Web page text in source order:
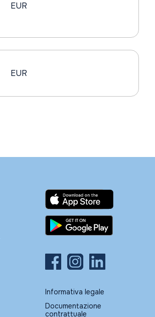
EUR
EUR
Informativa legale
Documentazione
contrattuale